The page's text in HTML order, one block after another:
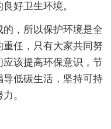
好卫生环境。
，所以保护环境是全
任，只有大家共同努
该提高环保意识，节
低碳生活，坚持可持
。